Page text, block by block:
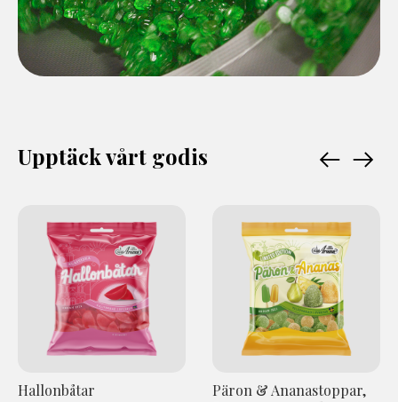
Upptäck vårt godis
Hallonbåtar
Päron & Ananastoppar,